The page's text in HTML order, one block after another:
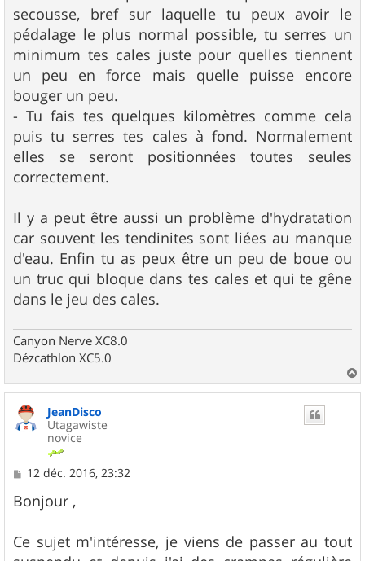
secousse, bref sur laquelle tu peux avoir le
pédalage le plus normal possible, tu serres un
minimum tes cales juste pour quelles tiennent
un peu en force mais quelle puisse encore
bouger un peu.
- Tu fais tes quelques kilomètres comme cela
puis tu serres tes cales à fond. Normalement
elles se seront positionnées toutes seules
correctement.
Il y a peut être aussi un problème d'hydratation
car souvent les tendinites sont liées au manque
d'eau. Enfin tu as peux être un peu de boue ou
un truc qui bloque dans tes cales et qui te gêne
dans le jeu des cales.
Canyon Nerve XC8.0
Dézcathlon XC5.0
a
JeanDisco
Utagawiste
novice
M
s
s
g
e
12 déc. 2016, 23:32
Bonjour ,
Ce sujet m'intéresse, je viens de passer au tout